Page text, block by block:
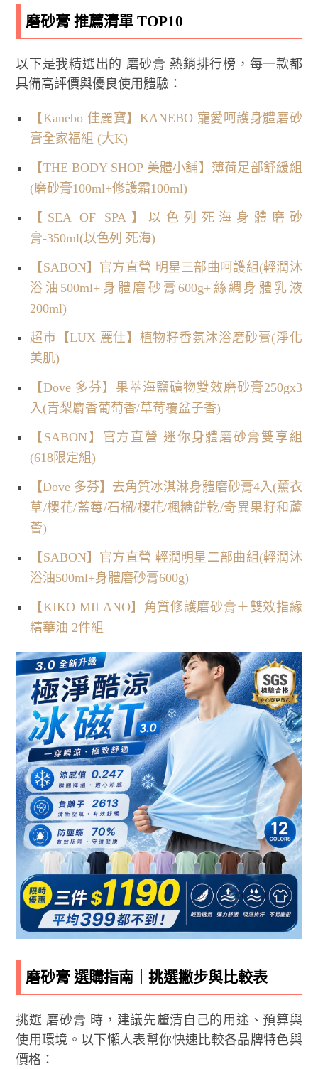
磨砂膏 推薦清單 TOP10
以下是我精選出的 磨砂膏 熱銷排行榜，每一款都
具備高評價與優良使用體驗：
【Kanebo 佳麗寶】KANEBO 寵愛呵護身體磨砂
膏全家福組 (大K)
【THE BODY SHOP 美體小舖】薄荷足部舒緩組
(磨砂膏100ml+修護霜100ml)
【SEA OF SPA】以色列死海身體磨砂
膏-350ml(以色列 死海)
【SABON】官方直營 明星三部曲呵護組(輕潤沐
浴油500ml+身體磨砂膏600g+絲綢身體乳液
200ml)
超市【LUX 麗仕】植物籽香氛沐浴磨砂膏(淨化
美肌)
【Dove 多芬】果萃海鹽礦物雙效磨砂膏250gx3
入(青梨麝香葡萄香/草莓覆盆子香)
【SABON】官方直營 迷你身體磨砂膏雙享組
(618限定組)
【Dove 多芬】去角質冰淇淋身體磨砂膏4入(薰衣
草/櫻花/藍莓/石榴/櫻花/楓糖餅乾/奇異果籽和蘆
薈)
【SABON】官方直營 輕潤明星二部曲組(輕潤沐
浴油500ml+身體磨砂膏600g)
【KIKO MILANO】角質修護磨砂膏＋雙效指緣
精華油 2件組
磨砂膏 選購指南｜挑選撇步與比較表
挑選 磨砂膏 時，建議先釐清自己的用途、預算與
使用環境。以下懶人表幫你快速比較各品牌特色與
價格：